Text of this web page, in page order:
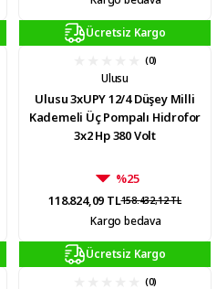
Ücretsiz Kargo
(0)
Ulusu
Ulusu 3xUPY 12/4 Düşey Milli
Kademeli Üç Pompalı Hidrofor
3x2 Hp 380 Volt
%25
118.824,09 TL158.432,12 TL
Kargo bedava
Ücretsiz Kargo
(0)